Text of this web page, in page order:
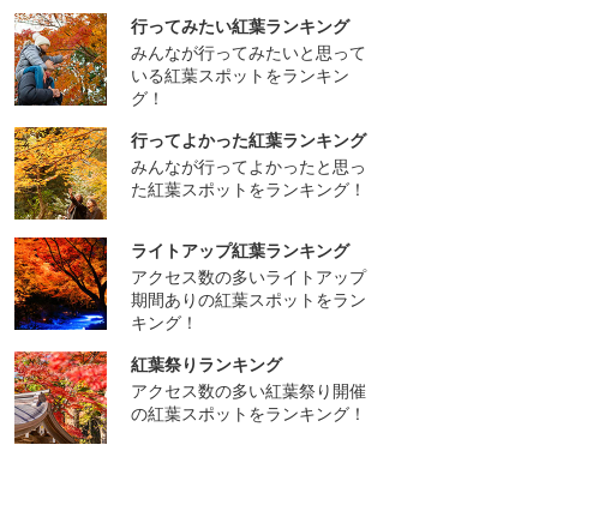
行ってみたい紅葉ランキング
みんなが行ってみたいと思って
いる紅葉スポットをランキン
グ！
行ってよかった紅葉ランキング
みんなが行ってよかったと思っ
た紅葉スポットをランキング！
ライトアップ紅葉ランキング
アクセス数の多いライトアップ
期間ありの紅葉スポットをラン
キング！
紅葉祭りランキング
アクセス数の多い紅葉祭り開催
の紅葉スポットをランキング！